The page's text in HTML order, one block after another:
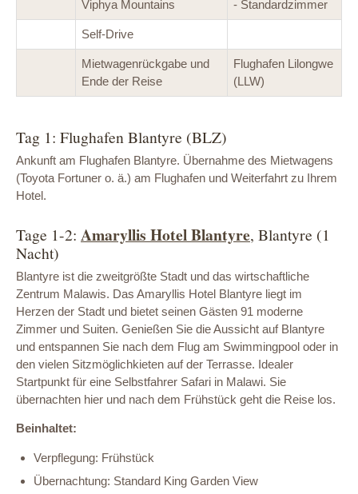
Viphya Mountains - Standardzimmer
Self-Drive
Mietwagenrückgabe und
Ende der Reise
Flughafen Lilongwe
(LLW)
Tag 1: Flughafen Blantyre (BLZ)
Ankunft am Flughafen Blantyre. Übernahme des Mietwagens
(Toyota Fortuner o. ä.) am Flughafen und Weiterfahrt zu Ihrem
Hotel.
Tage 1-2: Amaryllis Hotel Blantyre, Blantyre (1
Nacht)
Blantyre ist die zweitgrößte Stadt und das wirtschaftliche
Zentrum Malawis. Das Amaryllis Hotel Blantyre liegt im
Herzen der Stadt und bietet seinen Gästen 91 moderne
Zimmer und Suiten. Genießen Sie die Aussicht auf Blantyre
und entspannen Sie nach dem Flug am Swimmingpool oder in
den vielen Sitzmöglichkieten auf der Terrasse. Idealer
Startpunkt für eine Selbstfahrer Safari in Malawi. Sie
übernachten hier und nach dem Frühstück geht die Reise los.
Beinhaltet:
Verpflegung: Frühstück
Übernachtung: Standard King Garden View